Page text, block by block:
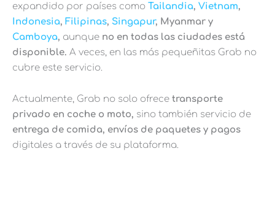
expandido por países como Tailandia, Vietnam,
Indonesia, Filipinas, Singapur, Myanmar y
Camboya, aunque no en todas las ciudades está
disponible. A veces, en las más pequeñitas Grab no
cubre este servicio.
Actualmente, Grab no solo ofrece transporte
privado en coche o moto, sino también servicio de
entrega de comida, envíos de paquetes y pagos
digitales a través de su plataforma.